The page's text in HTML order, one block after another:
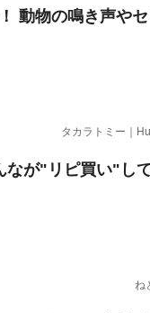
動物の鳴き声やセ
タカラトミー｜
なが"リピ買い"し
ね